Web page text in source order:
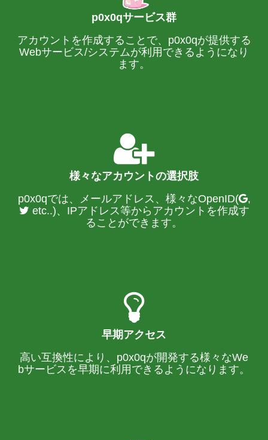
p0x0qサービス群
アカウントを作成することで、p0x0qが提供する
Webサービス/システムが利用できるようになり
ます。
様々なアカウントの選択肢
p0x0qでは、メールアドレス、様々なOpenID(
,
etc..)、IPアドレス等からアカウントを作成す
ることができます。
早期アクセス
高い互換性により、p0x0qが開発する様々なWe
bサービスを早期に利用できるようになります。